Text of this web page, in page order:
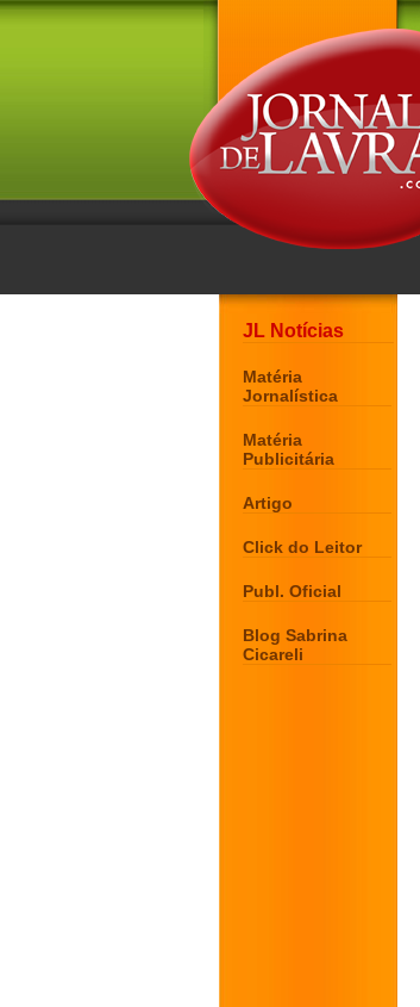
JL Notícias
Matéria
Jornalística
Matéria
Publicitária
Artigo
Click do Leitor
Publ. Oficial
Blog Sabrina
Cicareli